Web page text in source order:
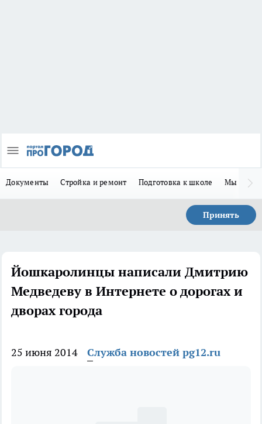
Документы Стройка и ремонт Подготовка к школе Мы в MAX
Принять
Йошкаролинцы написали Дмитрию
Медведеву в Интернете о дорогах и
дворах города
25 июня 2014 Служба новостей pg12.ru